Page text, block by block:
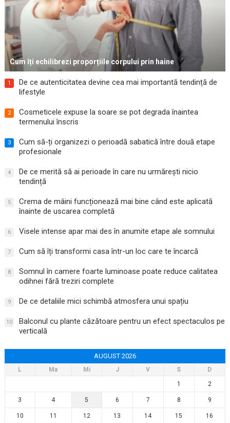
Cum îți echilibrezi proporțiile corpului prin haine
1
De ce autenticitatea devine cea mai importantă tendință de
lifestyle
2
Cosmeticele expuse la soare se pot degrada înaintea
termenului înscris
3
Cum să-ți organizezi o perioadă sabatică între două etape
profesionale
4
De ce merită să ai perioade în care nu urmărești nicio
tendință
5
Crema de mâini funcționează mai bine când este aplicată
înainte de uscarea completă
6 Visele intense apar mai des în anumite etape ale somnului
7 Cum să îți transformi casa într-un loc care te încarcă
8
Somnul în camere foarte luminoase poate reduce calitatea
odihnei fără treziri complete
9 De ce detaliile mici schimbă atmosfera unui spațiu
10
Balconul cu plante căzătoare pentru un efect spectaculos pe
verticală
AUGUST 2026
L Ma Mi J V S
D
1
2
3 4 5 6 7 8 9
10 11 12 13 14 15 16